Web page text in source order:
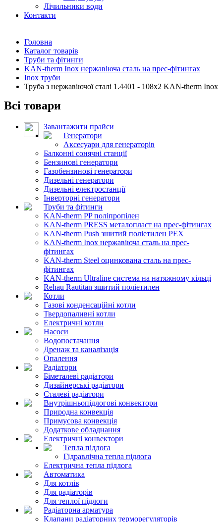
Лічильники води
Контакти
Головна
Каталог товарів
Труби та фітинги
KAN-therm Inox нержавіюча сталь на прес-фітингах
Inox труби
Труба з нержавіючої сталі 1.4401 - 108x2 KAN-therm Inox
Всі товари
Завантажити прайси
Генератори
Аксесуари для генераторів
Балконні сонячні станції
Бензинові генератори
Газобензинові генератори
Дизельні генератори
Дизельні електростанції
Інверторні генератори
Труби та фітинги
KAN-therm PP поліпропілен
KAN-therm PRESS металопласт на прес-фітингах
KAN-therm Push зшитий поліетилен PEX
KAN-therm Inox нержавіюча сталь на прес-
фітингах
KAN-therm Steel оцинкована сталь на прес-
фітингах
KAN-therm Ultraline система на натяжному кільці
Rehau Rautitan зшитий поліетилен
Котли
Газові конденсаційні котли
Твердопаливні котли
Електричні котли
Насоси
Водопостачання
Дренаж та каналізація
Опалення
Радіатори
Біметалеві радіатори
Дизайнерські радіатори
Сталеві радіатори
Внутрішньопідлогові конвектори
Природна конвекція
Примусова конвекція
Додаткове обладнання
Електричні конвектори
Тепла підлога
Гідравлічна тепла підлога
Електрична тепла підлога
Автоматика
Для котлів
Для радіаторів
Для теплої підлоги
Радіаторна арматура
Клапани радіаторних терморегуляторів